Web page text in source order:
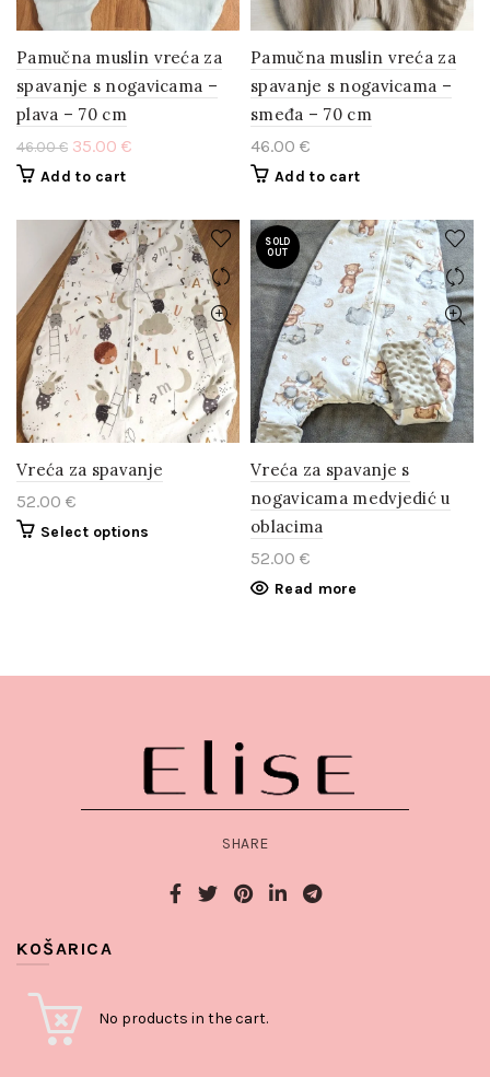
Pamučna muslin vreća za
spavanje s nogavicama –
plava – 70 cm
46.00€ 35.00 €
Add to cart
Pamučna muslin vreća za
spavanje s nogavicama –
smeđa – 70 cm
46.00 €
Add to cart
Vreća za spavanje
52.00 €
Select options
SOLD
OUT
Vreća za spavanje s
nogavicama medvjedić u
oblacima
52.00 €
Read more
SHARE
KOŠARICA
No products in the cart.